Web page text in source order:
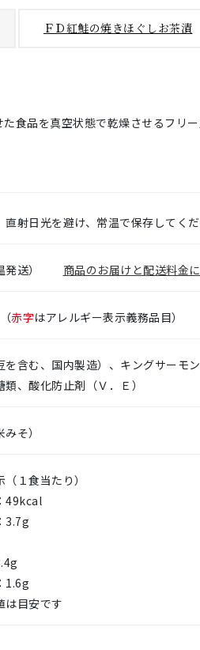
ＦＤ紅鮭の焼きほぐしお茶漬
食品を真空状態で乾燥させるフリ
直射日光を避け、常温で保存してくだ
送） 商品のお届けと配送料金
赤字はアレルギー表示義務品目）
を含む、国内製造）、キングサーモ
、酸化防止剤（Ｖ．Ｅ）
そ）
１食当たり）
49kcal
3.7g
1.6g
目安です